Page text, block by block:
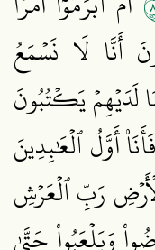
أَنَّا لَا نَسۡمَعُ
لَدَيۡهِمۡ يَكۡتُبُونَ
أَوَّلُ ٱلۡعَٰبِدِينَ
رَبِّ ٱلۡعَرۡشِ
وَيَلۡعَبُواْ حَتَّىٰ